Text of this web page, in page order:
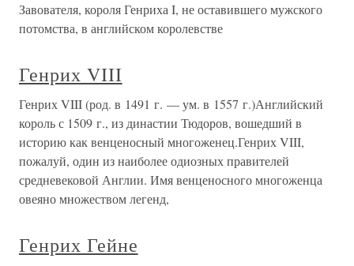
Завователя, короля Генриха I, не оставившего мужского
потомства, в английском королевстве
Генрих VIII
Генрих VIII (род. в 1491 г. — ум. в 1557 г.)Английский
король с 1509 г., из династии Тюдоров, вошедший в
историю как венценосный многоженец.Генрих VIII,
пожалуй, один из наиболее одиозных правителей
средневековой Англии. Имя венценосного многоженца
овеяно множеством легенд,
Генрих Гейне